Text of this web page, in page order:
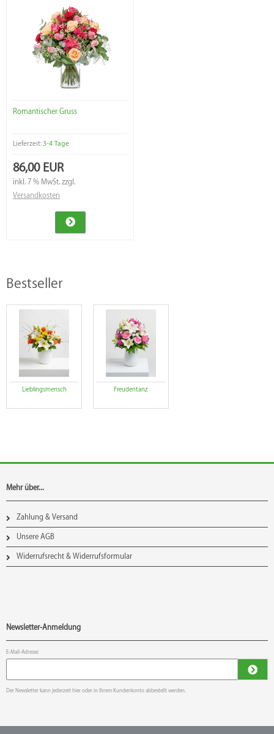
Romantischer Gruss
Lieferzeit:3-4 Tage
86,00 EUR
inkl. 7 % MwSt. zzgl.
Versandkosten
Bestseller
Lieblingsmensch Freudentanz
Mehr über...
Zahlung & Versand
Unsere AGB
Widerrufsrecht & Widerrufsformular
Newsletter-Anmeldung
E-Mail-Adresse:
Der Newsletter kann jederzeit hier oder in Ihrem Kundenkonto abbestellt werden.